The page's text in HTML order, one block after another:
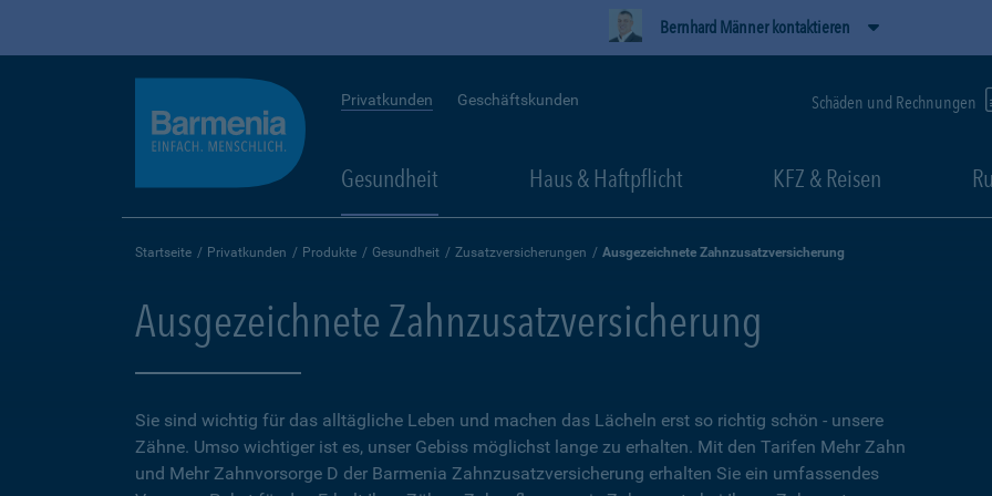
Bernhard Männer kontaktieren
Privatkunden Geschäftskunden Schäden und Rechnungen
Gesundheit Haus & Haftpflicht KFZ & Reisen
Startseite Privatkunden Produkte Gesundheit Zusatzversicherungen Ausgezeichnete Zahnzusatzversicherung
Ausgezeichnete Zahnzusatzversicherung
Sie sind wichtig für das alltägliche Leben und machen das Lächeln erst so richtig schön - unsere
Zähne. Umso wichtiger ist es, unser Gebiss möglichst lange zu erhalten. Mit den Tarifen Mehr Zahn
und Mehr Zahnvorsorge D der Barmenia Zahnzusatzversicherung erhalten Sie ein umfassendes